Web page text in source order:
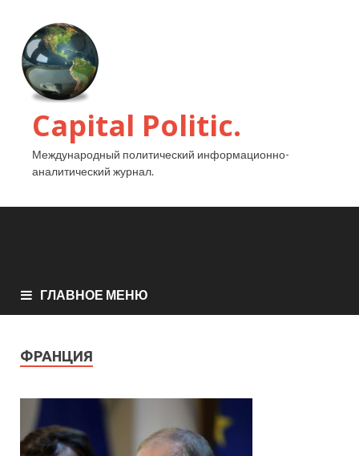
Capital Politic.
Международный политический информационно-
аналитический журнал.
ГЛАВНОЕ МЕНЮ
ФРАНЦИЯ